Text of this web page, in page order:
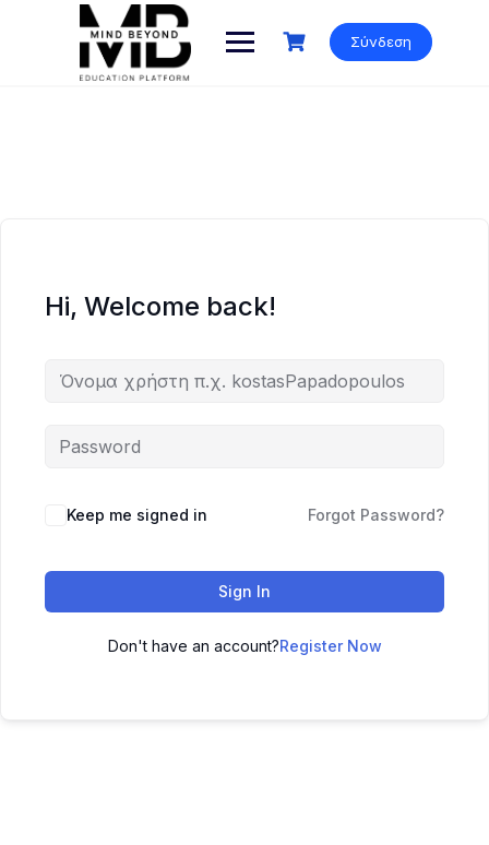
Σύνδεση
Hi, Welcome back!
Keep me signed in Forgot Password?
Sign In
Don't have an account?Register Now